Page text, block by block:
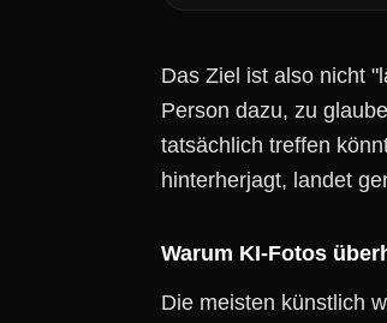
Das Ziel ist also nicht
Person dazu, zu
tatsächlich treffen
hinterherjagt, landet
Warum KI-Fotos
Die meisten künstlich